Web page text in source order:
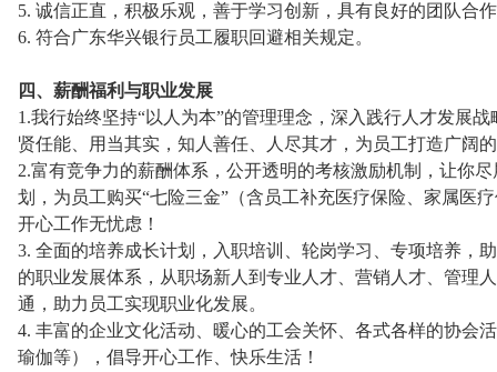
5. 诚信正直，积极乐观，善于学习创新，具有良好的团队合
6. 符合广东华兴银行员工履职回避相关规定。
四、薪酬福利与职业发展
1.我行始终坚持“以人为本”的管理理念，深入践行人才发展
贤任能、用当其实，知人善任、人尽其才，为员工打造广阔
2.富有竞争力的薪酬体系，公开透明的考核激励机制，让你
划，为员工购买“七险三金”（含员工补充医疗保险、家属医
开心工作无忧虑！
3. 全面的培养成长计划，入职培训、轮岗学习、专项培养，
的职业发展体系，从职场新人到专业人才、营销人才、管理
通，助力员工实现职业化发展。
4. 丰富的企业文化活动、暖心的工会关怀、各式各样的协会
瑜伽等），倡导开心工作、快乐生活！